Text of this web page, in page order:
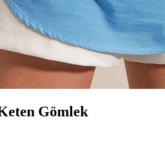
Gömlek